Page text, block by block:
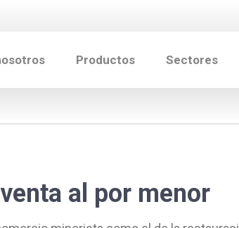
Productos Sectores
al por menor